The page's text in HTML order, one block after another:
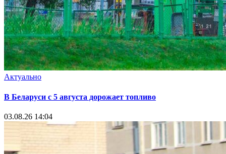
Актуально
В Беларуси с 5 августа дорожает топливо
03.08.26 14:04